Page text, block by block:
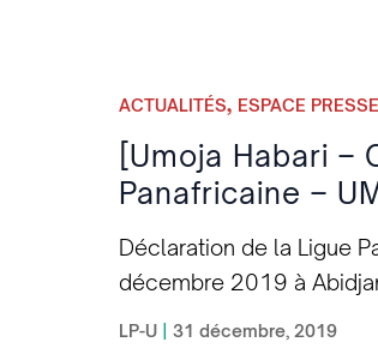
ACTUALITÉS, ESPACE
[Umoja Habari
Panafricaine –
Déclaration de la Ligue
décembre 2019 à
centralisation des
LP-U 31 décembre, 2019